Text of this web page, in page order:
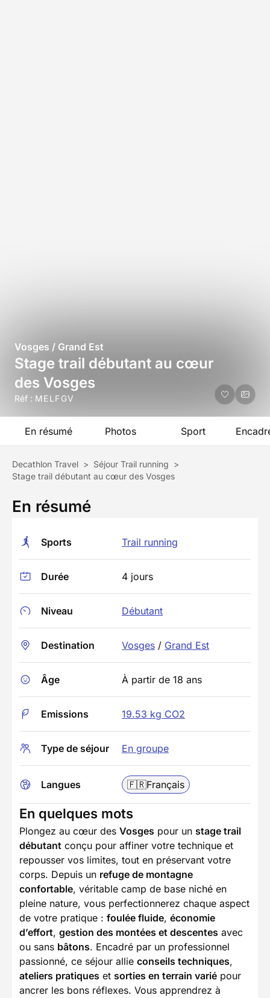
Vosges / Grand Est
Stage trail débutant au cœur
des Vosges
Réf : MELFGV
En résumé Photos Sport
Decathlon Travel > Séjour Trail running >
Stage trail débutant au cœur des Vosges
En résumé
Sports Trail running
Durée 4 jours
Niveau Débutant
Destination Vosges / Grand Est
Âge À partir de 18 ans
Emissions 19.53 kg CO2
Type de séjour En groupe
Langues 🇫🇷Français
En quelques mots
Plongez au cœur des Vosges pour un stage trail
débutant conçu pour affiner votre technique et
repousser vos limites, tout en préservant votre
corps. Depuis un refuge de montagne
confortable, véritable camp de base niché en
pleine nature, vous perfectionnerez chaque aspect
de votre pratique : foulée fluide, économie
d’effort, gestion des montées et descentes avec
ou sans bâtons. Encadré par un professionnel
passionné, ce séjour allie conseils techniques,
ateliers pratiques et sorties en terrain varié pour
ancrer les bons réflexes. Vous apprendrez à